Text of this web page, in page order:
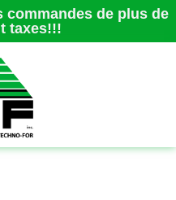
de plus de
taxes!!!